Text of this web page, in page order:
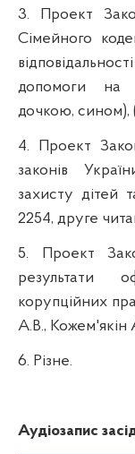
3.
Проект
Сімейного
допомоги на
дочкою,
4.
Проект
законів
захисту дітей
2254, друге
5.
Проект
результати
корупційних
А.В., Кожем'якін
6. Різне.
Аудіозапис